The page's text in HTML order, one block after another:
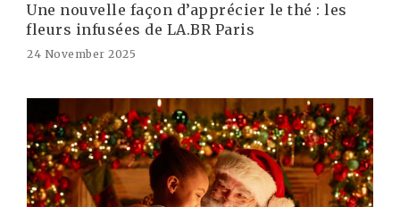
Une nouvelle façon d’apprécier le thé : les
fleurs infusées de LA.BR Paris
24 November 2025